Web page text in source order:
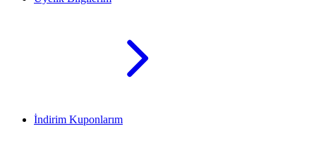
İndirim Kuponlarım